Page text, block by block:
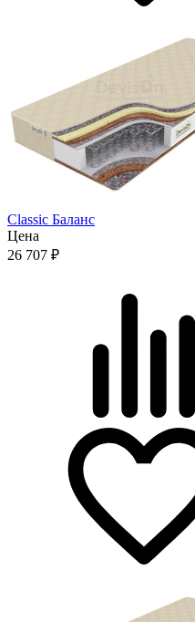
Classic Баланс
Цена
26 707 ₽